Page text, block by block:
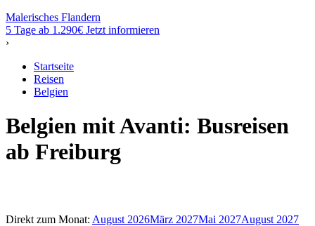
Malerisches Flandern
5 Tage ab 1.290€ Jetzt informieren
›
Startseite
Reisen
Belgien
Belgien mit Avanti: Busreisen
ab Freiburg
Direkt zum Monat: August 2026März 2027Mai 2027August 2027